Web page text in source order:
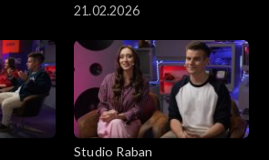
21.02.2026
Studio Raban